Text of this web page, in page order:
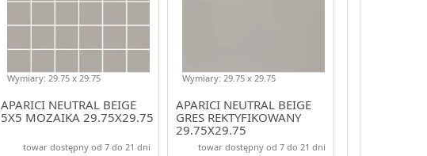
APARICI NEUTRAL BEIGE
5X5 MOZAIKA 29.75X29.75
Wymiary: 29.75 x 29.75
towar dostępny od 7 do 21 dni
APARICI NEUTRAL BEIGE
GRES REKTYFIKOWANY
29.75X29.75
Wymiary: 29.75 x 29.75
towar dostępny od 7 do 21 dni